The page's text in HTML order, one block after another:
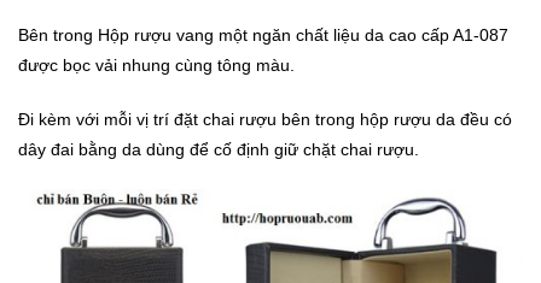
Bên trong Hộp rượu vang một ngăn chất liệu da cao cấp A1-087
được bọc vải nhung cùng tông màu.
Đi kèm với mỗi vị trí đặt chai rượu bên trong hộp rượu da đều có
dây đai bằng da dùng để cố định giữ chặt chai rượu.